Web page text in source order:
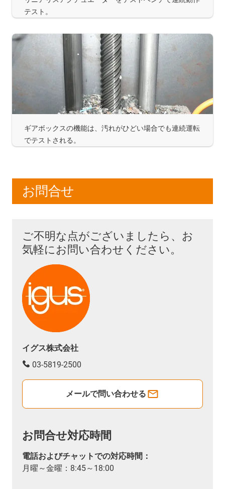
テスト。
ギアボックスの機能は、汚れがひどい場合でも連続運転
でテストされる。
お問合せ
ご不明な点がございましたら、お
気軽にお問い合わせください。
イグス株式会社
03-5819-2500
メールで問い合わせる
お問合せ対応時間
電話およびチャットでの対応時間：
月曜～金曜：8:45～18:00